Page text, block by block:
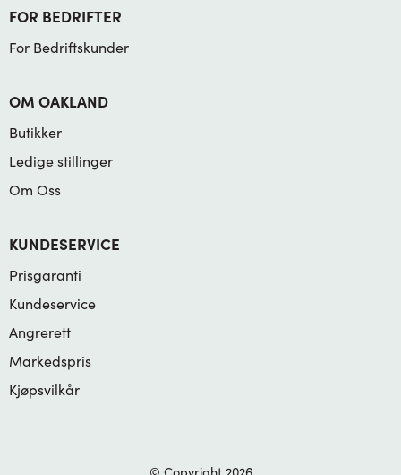
FOR BEDRIFTER
For Bedriftskunder
OM OAKLAND
Butikker
Ledige stillinger
Om Oss
KUNDESERVICE
Prisgaranti
Kundeservice
Angrerett
Markedspris
Kjøpsvilkår